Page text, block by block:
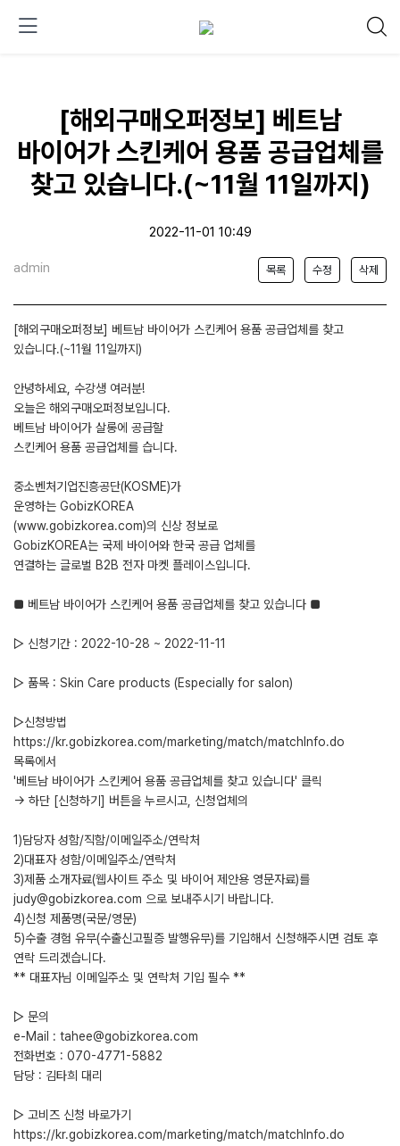
[해외구매오퍼정보] 베트남
바이어가 스킨케어 용품 공급업체를
찾고 있습니다.(~11월 11일까지)
2022-11-01 10:49
admin 목록 수정 삭제
[해외구매오퍼정보] 베트남 바이어가 스킨케어 용품 공급업체를 찾고
있습니다.(~11월 11일까지)
안녕하세요, 수강생 여러분!
오늘은 해외구매오퍼정보입니다.
베트남 바이어가 살롱에 공급할
스킨케어 용품 공급업체를 습니다.
중소벤처기업진흥공단(KOSME)가
운영하는 GobizKOREA
(www.gobizkorea.com)의 신상 정보로
GobizKOREA는 국제 바이어와 한국 공급 업체를
연결하는 글로벌 B2B 전자 마켓 플레이스입니다.
■ 베트남 바이어가 스킨케어 용품 공급업체를 찾고 있습니다 ■
▷ 신청기간 : 2022-10-28 ~ 2022-11-11
▷ 품목 : Skin Care products (Especially for salon)
▷신청방법
https://kr.gobizkorea.com/marketing/match/matchInfo.do
목록에서
'베트남 바이어가 스킨케어 용품 공급업체를 찾고 있습니다' 클릭
-> 하단 [신청하기] 버튼을 누르시고, 신청업체의
1)담당자 성함/직함/이메일주소/연락처
2)대표자 성함/이메일주소/연락처
3)제품 소개자료(웹사이트 주소 및 바이어 제안용 영문자료)를
judy@gobizkorea.com 으로 보내주시기 바랍니다.
4)신청 제품명(국문/영문)
5)수출 경험 유무(수출신고필증 발행유무)를 기입해서 신청해주시면 검토 후
연락 드리겠습니다.
** 대표자님 이메일주소 및 연락처 기입 필수 **
▷ 문의
e-Mail : tahee@gobizkorea.com
전화번호 : 070-4771-5882
담당 : 김타희 대리
▷ 고비즈 신청 바로가기
https://kr.gobizkorea.com/marketing/match/matchInfo.do